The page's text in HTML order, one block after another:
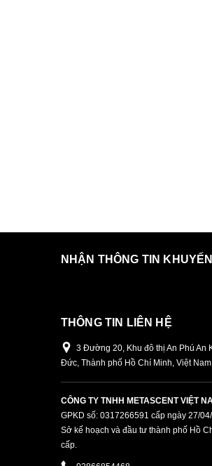
NHẬN THÔNG TIN
THÔNG TIN LIÊN HỆ
3 Đường 20, Khu đô thị An Phú An
Đức, Thành phố Hồ Chí Minh, Việt Nam
CÔNG TY TNHH METASCENT VIỆT
GPKD số: 0317266591 cấp ngày 27/
Sở kế hoạch và đầu tư thành phố Hồ
cấp.